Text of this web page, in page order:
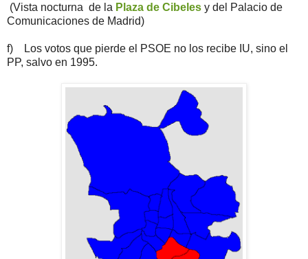
(Vista nocturna de la Plaza de Cibeles y del Palacio de
Comunicaciones de Madrid)
f) Los votos que pierde el PSOE no los recibe IU, sino el
PP, salvo en 1995.